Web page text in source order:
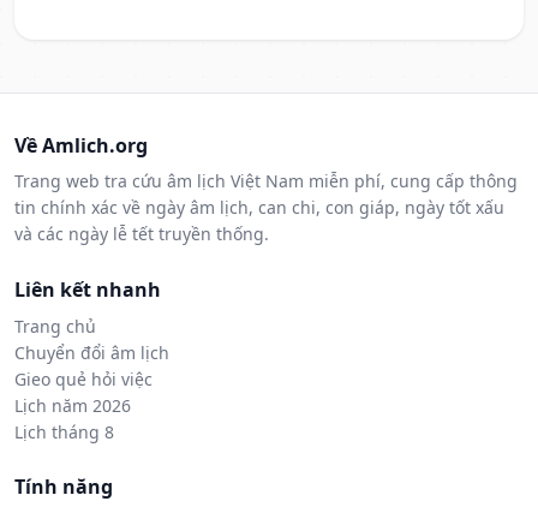
Về Amlich.org
Trang web tra cứu âm lịch Việt Nam miễn phí, cung cấp thông
tin chính xác về ngày âm lịch, can chi, con giáp, ngày tốt xấu
và các ngày lễ tết truyền thống.
Liên kết nhanh
Trang chủ
Chuyển đổi âm lịch
Gieo quẻ hỏi việc
Lịch năm 2026
Lịch tháng 8
Tính năng